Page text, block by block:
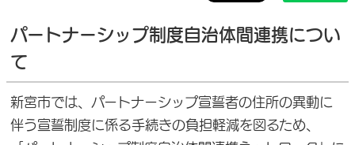
パートナーシップ制度自治体間連携につい
て
新宮市では、パートナーシップ宣誓者の住所の異動に
伴う宣誓制度に係る手続きの負担軽減を図るため、